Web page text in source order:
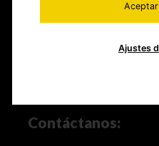
especializada y mucho más.
Contáctanos:
Ajustes